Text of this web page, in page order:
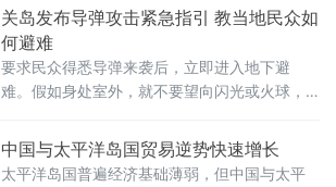
过。
关岛发布导弹攻击紧急指引 教当地民众如
何避难
要求民众得悉导弹来袭后，立即进入地下避
难。假如身处室外，就不要望向闪光或火球，
中国与太平洋岛国贸易逆势快速增长
太平洋岛国普遍经济基础薄弱，但中国与太平